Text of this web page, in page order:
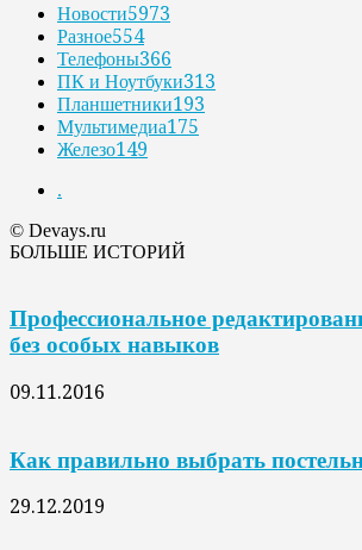
Новости5973
Разное554
Телефоны366
ПК и Ноутбуки313
Планшетники193
Мультимедиа175
Железо149
.
© Devays.ru
БОЛЬШЕ ИСТОРИЙ
Профессиональное
без особых навыков
09.11.2016
Как правильно выбрать
29.12.2019